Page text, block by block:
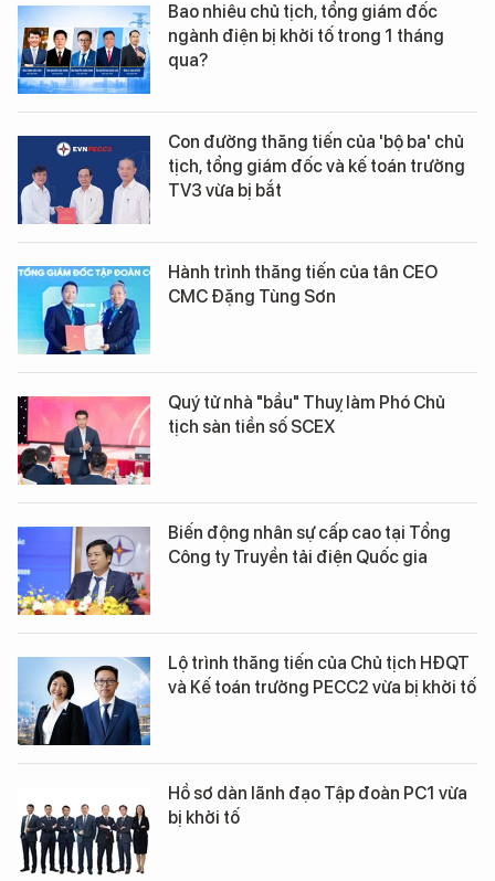
Bao nhiêu chủ tịch, tổng giám đốc
ngành điện bị khởi tố trong 1 tháng
qua?
Con đường thăng tiến của 'bộ ba' chủ
tịch, tổng giám đốc và kế toán trưởng
TV3 vừa bị bắt
Hành trình thăng tiến của tân CEO
CMC Đặng Tùng Sơn
Quý tử nhà "bầu" Thuỵ làm Phó Chủ
tịch sàn tiền số SCEX
Biến động nhân sự cấp cao tại Tổng
Công ty Truyền tải điện Quốc gia
Lộ trình thăng tiến của Chủ tịch HĐQT
và Kế toán trưởng PECC2 vừa bị khởi tố
Hồ sơ dàn lãnh đạo Tập đoàn PC1 vừa
bị khởi tố